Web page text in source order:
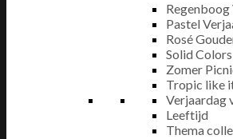
Pastel
Rosé
Solid Colors
Zomer
Tropic like
Verjaardag
Leeftijd
Thema